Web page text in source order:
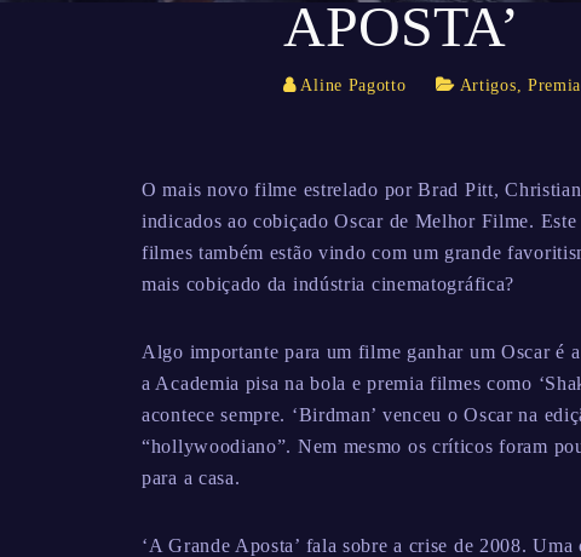
APOSTA’
Aline Pagotto Artigos,
O mais novo filme estrelado por Brad Pitt,
indicados ao cobiçado Oscar de Melhor Filme.
filmes também estão vindo com um grande
mais cobiçado da indústria cinematográfica?
Algo importante para um filme ganhar um Oscar é
a Academia pisa na bola e premia filmes como
acontece sempre. ‘Birdman’ venceu o Oscar na
“hollywoodiano”. Nem mesmo os críticos foram
para a casa.
‘A Grande Aposta’ fala sobre a crise de 2008.